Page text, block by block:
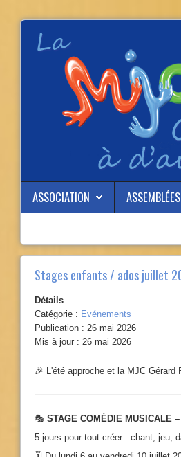
ASSOCIATION
Stages enfants / ados juillet
Détails
Catégorie : Evénements
Publication : 26 mai 2026
Mis à jour : 26 mai 2026
🎉 L'été approche et la MJC
🎭 STAGE COMÉDIE MUSICALE
5 jours pour tout créer : chant, jeu,